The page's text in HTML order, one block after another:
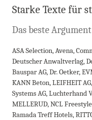
Starke Texte für
Das beste
ASA Selection, Avena,
Deutscher Anwaltverlag,
Bauspar AG, Dr. Oetker,
KANN Beton, LEIFHEIT
Systems AG, Luchterhand
MELLERUD, NCL
Ramada Treff Hotels,